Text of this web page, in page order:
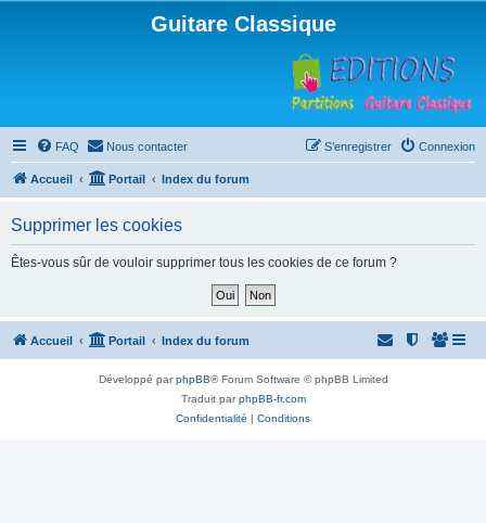
Guitare Classique
FAQ Nous contacter Connexion
S’enregistrer
Accueil Portail Index du forum
Supprimer les cookies
Êtes-vous sûr de vouloir supprimer tous les cookies de ce forum ?
Accueil Portail Index du forum
Développé parphpBB® Forum Software © phpBB Limited
Traduit parphpBB-fr.com
Confidentialité | Conditions